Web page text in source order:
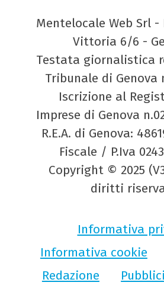
Mentelocale Web Srl -
Vittoria 6/6 -
Testata giornalistica
Tribunale di Genova
Iscrizione al
Imprese di Genova
R.E.A. di Genova:
Fiscale / P.Iva
Copyright © 2025
diritti
Informativa
Informativa cookie
Redazione